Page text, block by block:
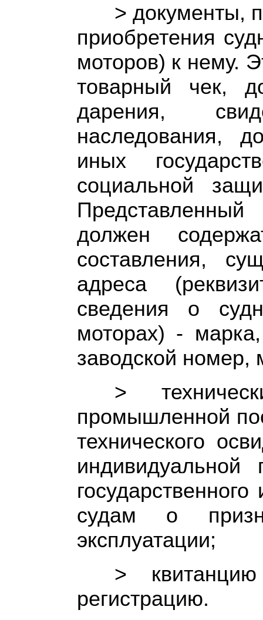
> документы,
приобретения
моторов) к нему.
товарный чек,
дарения,
наследования,
иных
социальной
должен
составления,
адреса
сведения о
моторах) -
заводской номер,
>
промышленной
технического
индивидуальной
судам о
эксплуатации;
>
регистрацию.